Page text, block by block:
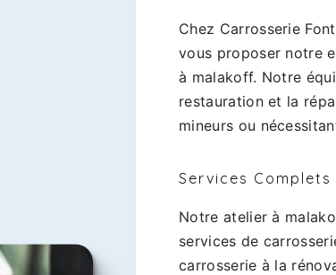
Chez Carrosserie
vous proposer notre
à malakoff. Notre
restauration et la
mineurs ou
Services
Notre atelier à
services de
carrosserie à la